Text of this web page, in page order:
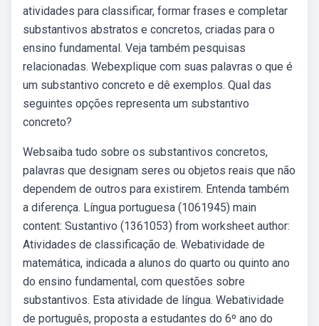
atividades para classificar, formar frases e completar
substantivos abstratos e concretos, criadas para o
ensino fundamental. Veja também pesquisas
relacionadas. Webexplique com suas palavras o que é
um substantivo concreto e dê exemplos. Qual das
seguintes opções representa um substantivo
concreto?
Websaiba tudo sobre os substantivos concretos,
palavras que designam seres ou objetos reais que não
dependem de outros para existirem. Entenda também
a diferença. Língua portuguesa (1061945) main
content: Sustantivo (1361053) from worksheet author:
Atividades de classificação de. Webatividade de
matemática, indicada a alunos do quarto ou quinto ano
do ensino fundamental, com questões sobre
substantivos. Esta atividade de língua. Webatividade
de português, proposta a estudantes do 6º ano do